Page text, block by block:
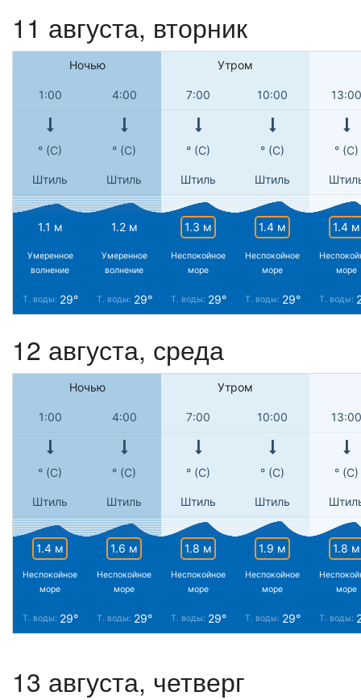
11 августа, вторник
Ночью Утром
1:00 4:00 7:00 10:00 13:00
° (С) ° (С) ° (С) ° (С) ° (С)
Штиль Штиль Штиль Штиль
1.1 м 1.2 м 1.3 м 1.4 м 1.4 м
Умеренное
волнение
Умеренное
волнение
Неспокойное
море
Неспокойное
море
море
Т. воды: 29° Т. воды: 29° Т. воды: 29° Т. воды: 29° Т. воды:
12 августа, среда
Ночью Утром
1:00 4:00 7:00 10:00 13:00
° (С) ° (С) ° (С) ° (С) ° (С)
Штиль Штиль Штиль Штиль
1.4 м 1.6 м 1.8 м 1.9 м 1.8 м
Неспокойное
море
Неспокойное
море
Неспокойное
море
Неспокойное
море
море
Т. воды: 29° Т. воды: 29° Т. воды: 29° Т. воды: 29° Т. воды:
13 августа, четверг